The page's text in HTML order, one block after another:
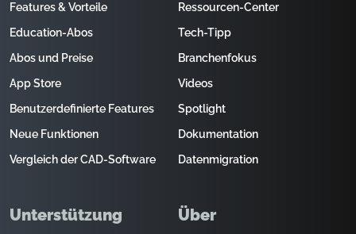
Features & Vorteile
Education-Abos
Abos und Preise
App Store
Benutzerdefinierte Features
Neue Funktionen
Vergleich der CAD-Software
Ressourcen-Center
Tech-Tipp
Branchenfokus
Videos
Spotlight
Dokumentation
Datenmigration
Unterstützung Über